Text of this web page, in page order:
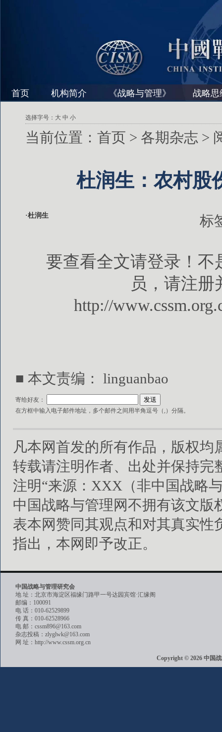
首页 机构简介 《战略与管理》 战略思
选择字号： 大 中 小
当前位置： 首页 > 各期杂志 >
杜润生：农村股
·杜润生 标
要查看全文请登录！不
员，请注册
http://
■ 本文责编： linguanbao
寄给好友：
在方框中输入电子邮件地址，多个邮件之间用半角逗号（,）分隔。
凡本网首发的所有作品，版权
转载请注明作者、出处并保持完
注明“来源：XXX（非中国战略
中国战略与管理网不拥有该文
表本网赞同其观点和对其真实
指出，本网即予改正。
中国战略与管理研究会
地 址：北京市海淀区福缘门路甲一号达园宾馆·汇缘阁
邮编：100091
电 话：010-62529899
传 真：010-62528966
电 邮：cssm896@163.com
杂志投稿：zlyglwk@163.com
网 址：http://www.cssm.org.cn
Copyright © 2026 中国